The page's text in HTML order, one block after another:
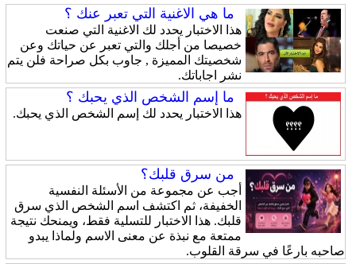
ما هي الاغنية التي تعبر عنك ؟
هذا الاختبار يحدد لك الاغنية التي صنعت
خصيصا من أجلك والتي تعبر عن حياتك وعن
شخصيتك المميزة , جاوب بكل صراحة فلن يتم
نشر اجاباتك.
ما إسم الشخص الذي يحبك ؟
هذا الاختبار يحدد لك إسم الشخص الذي يحبك.
من سرق قلبك؟
أجب عن مجموعة من الأسئلة النفسية
الخفيفة، ثم اكتشف اسم الشخص الذي سرق
قلبك. هذا الاختبار للتسلية فقط، ويمنحك نتيجة
ممتعة مع نبذة عن معنى الاسم ولماذا يبدو
صاحبه بارعًا في سرقة القلوب.